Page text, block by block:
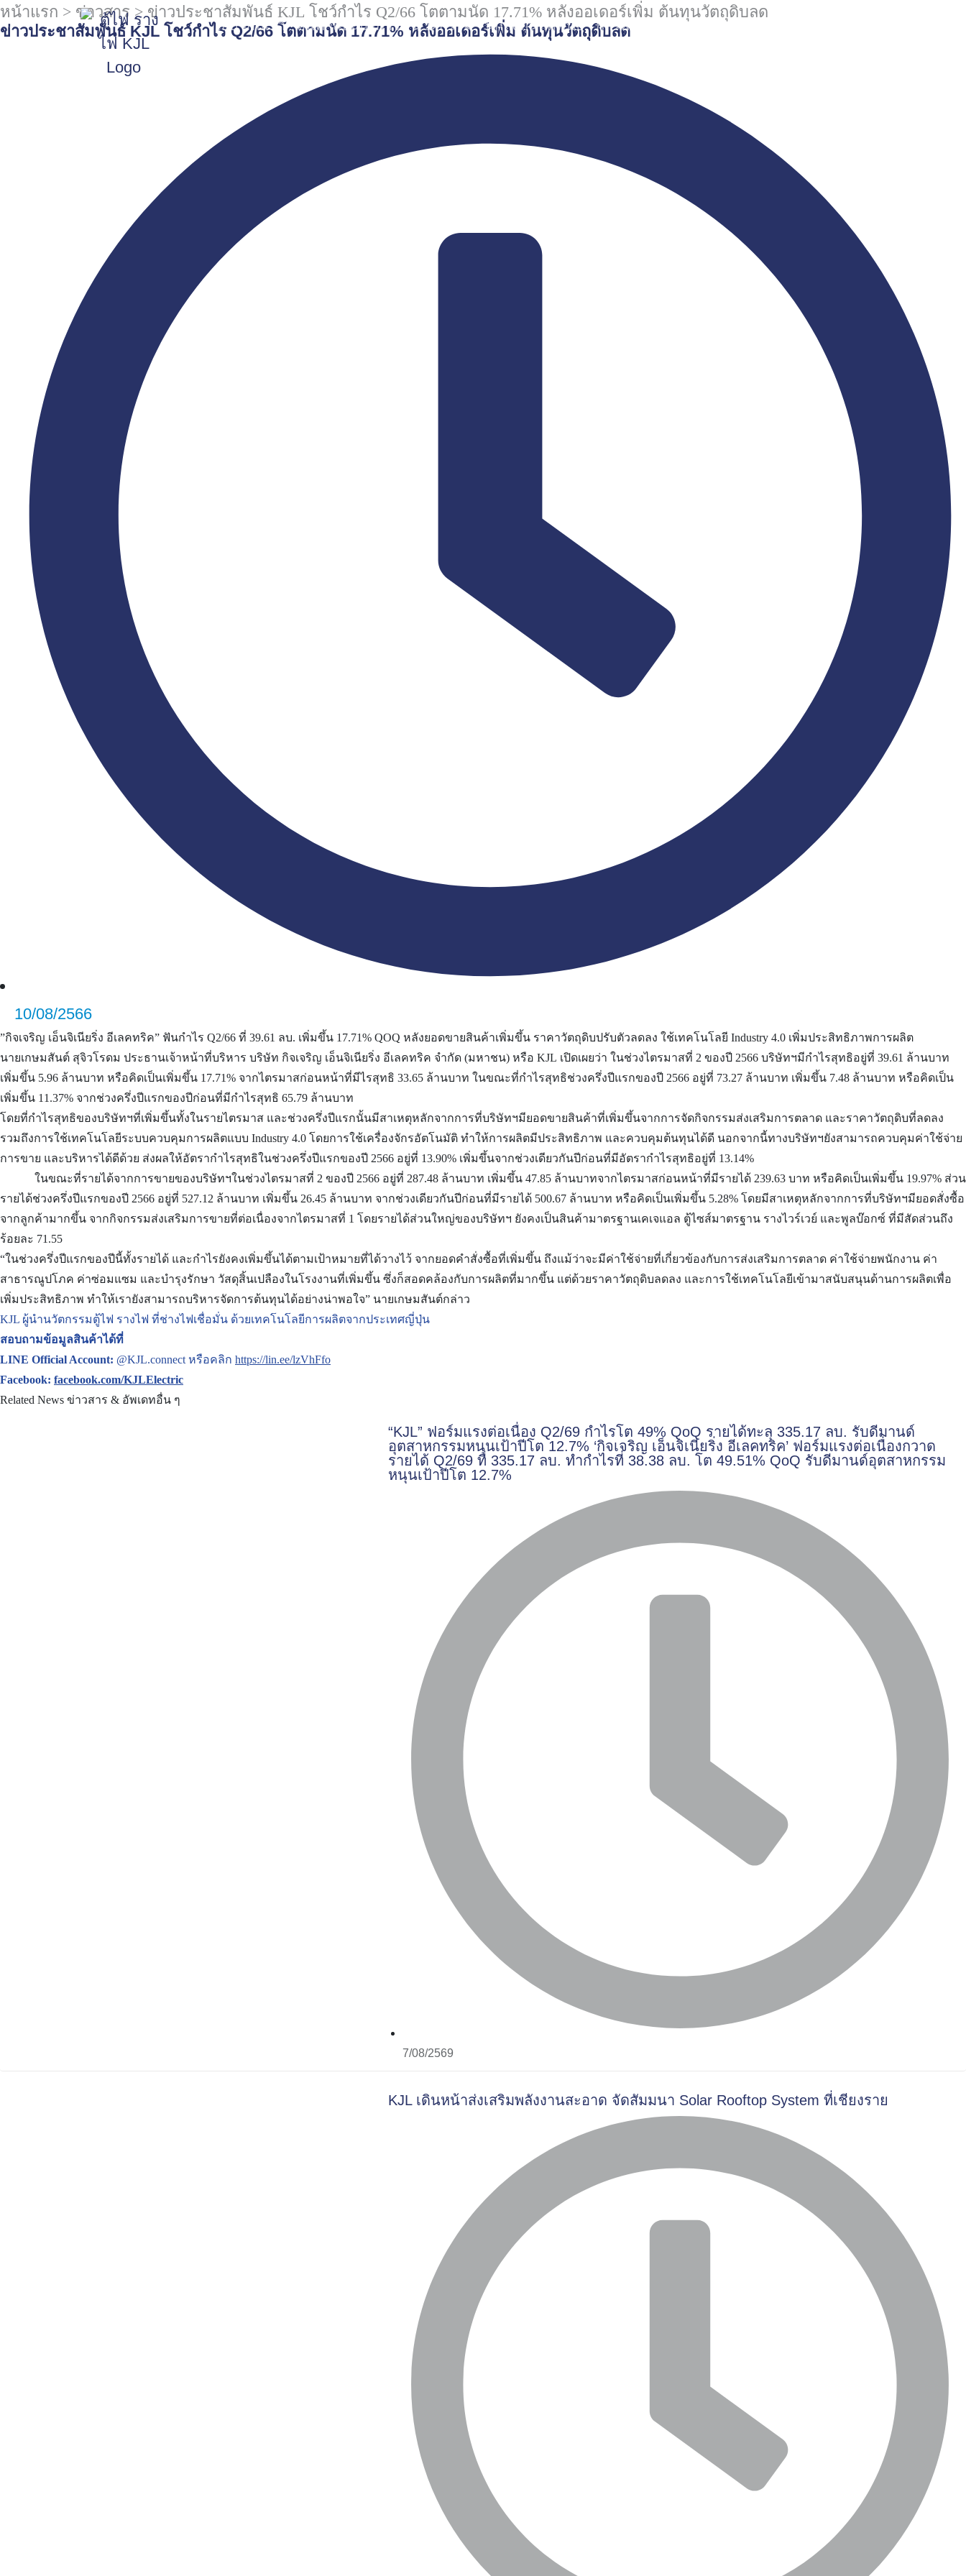
เกี่ยวกับเรา สินค้าและบริการ นวัตกรรม นักลงทุนสัมพันธ์ การพัฒนาความยั่งยืน
หน้าแรก > ข่าวสาร >ข่าวประชาสัมพันธ์ KJL โชว์กำไร Q2/66 โตตามนัด 17.71% หลังออเดอร์เพิ่ม ต้นทุนวัตถุดิบลด
ข่าวประชาสัมพันธ์ KJL โชว์กำไร Q2/66 โตตามนัด 17.71% หลังออเดอร์เพิ่ม ต้นทุนวัตถุดิบลด
10/08/2566
”กิจเจริญ เอ็นจิเนียริ่ง อีเลคทริค” ฟันกำไร Q2/66 ที่ 39.61 ลบ. เพิ่มขึ้น 17.71% QOQ หลังยอดขายสินค้าเพิ่มขึ้น ราคาวัตถุดิบปรับตัวลดลง ใช้เทคโนโลยี Industry 4.0 เพิ่มประสิทธิภาพการผลิต
นายเกษมสันต์ สุจิวโรดม ประธานเจ้าหน้าที่บริหาร บริษัท กิจเจริญ เอ็นจิเนียริ่ง อีเลคทริค จำกัด (มหาชน) หรือ KJL เปิดเผยว่า ในช่วงไตรมาสที่ 2 ของปี 2566 บริษัทฯมีกำไรสุทธิอยู่ที่ 39.61 ล้านบาท
เพิ่มขึ้น 5.96 ล้านบาท หรือคิดเป็นเพิ่มขึ้น 17.71% จากไตรมาสก่อนหน้าที่มีไรสุทธิ 33.65 ล้านบาท ในขณะที่กำไรสุทธิช่วงครึ่งปีแรกของปี 2566 อยู่ที่ 73.27 ล้านบาท เพิ่มขึ้น 7.48 ล้านบาท หรือคิดเป็น
เพิ่มขึ้น 11.37% จากช่วงครึ่งปีแรกของปีก่อนที่มีกำไรสุทธิ 65.79 ล้านบาท
โดยที่กำไรสุทธิของบริษัทฯที่เพิ่มขึ้นทั้งในรายไตรมาส และช่วงครึ่งปีแรกนั้นมีสาเหตุหลักจากการที่บริษัทฯมียอดขายสินค้าที่เพิ่มขึ้นจากการจัดกิจกรรมส่งเสริมการตลาด และราคาวัตถุดิบที่ลดลง
รวมถึงการใช้เทคโนโลยีระบบควบคุมการผลิตแบบ Industry 4.0 โดยการใช้เครื่องจักรอัตโนมัติ ทำให้การผลิตมีประสิทธิภาพ และควบคุมต้นทุนได้ดี นอกจากนี้ทางบริษัทฯยังสามารถควบคุมค่าใช้จ่าย
การขาย และบริหารได้ดีด้วย ส่งผลให้อัตรากำไรสุทธิในช่วงครึ่งปีแรกของปี 2566 อยู่ที่ 13.90% เพิ่มขึ้นจากช่วงเดียวกันปีก่อนที่มีอัตรากำไรสุทธิอยู่ที่ 13.14%
ในขณะที่รายได้จากการขายของบริษัทฯในช่วงไตรมาสที่ 2 ของปี 2566 อยู่ที่ 287.48 ล้านบาท เพิ่มขึ้น 47.85 ล้านบาทจากไตรมาสก่อนหน้าที่มีรายได้ 239.63 บาท หรือคิดเป็นเพิ่มขึ้น 19.97% ส่วน
รายได้ช่วงครึ่งปีแรกของปี 2566 อยู่ที่ 527.12 ล้านบาท เพิ่มขึ้น 26.45 ล้านบาท จากช่วงเดียวกันปีก่อนที่มีรายได้ 500.67 ล้านบาท หรือคิดเป็นเพิ่มขึ้น 5.28% โดยมีสาเหตุหลักจากการที่บริษัทฯมียอดสั่งซื้อ
จากลูกค้ามากขึ้น จากกิจกรรมส่งเสริมการขายที่ต่อเนื่องจากไตรมาสที่ 1 โดยรายได้ส่วนใหญ่ของบริษัทฯ ยังคงเป็นสินค้ามาตรฐานเคเจแอล ตู้ไซส์มาตรฐาน รางไวร์เวย์ และพูลบ๊อกซ์ ที่มีสัดส่วนถึง
ร้อยละ 71.55
“ในช่วงครึ่งปีแรกของปีนี้ทั้งรายได้ และกำไรยังคงเพิ่มขึ้นได้ตามเป้าหมายที่ได้วางไว้ จากยอดคำสั่งซื้อที่เพิ่มขึ้น ถึงแม้ว่าจะมีค่าใช้จ่ายที่เกี่ยวข้องกับการส่งเสริมการตลาด ค่าใช้จ่ายพนักงาน ค่า
สาธารณูปโภค ค่าซ่อมแซม และบำรุงรักษา วัสดุสิ้นเปลืองในโรงงานที่เพิ่มขึ้น ซึ่งก็สอดคล้องกับการผลิตที่มากขึ้น แต่ด้วยราคาวัตถุดิบลดลง และการใช้เทคโนโลยีเข้ามาสนับสนุนด้านการผลิตเพื่อ
เพิ่มประสิทธิภาพ ทำให้เรายังสามารถบริหารจัดการต้นทุนได้อย่างน่าพอใจ” นายเกษมสันต์กล่าว
KJL ผู้นำนวัตกรรมตู้ไฟ รางไฟ ที่ช่างไฟเชื่อมั่น ด้วยเทคโนโลยีการผลิตจากประเทศญี่ปุ่น
สอบถามข้อมูลสินค้าได้ที่
LINE Official Account: @KJL.connect หรือคลิก https://lin.ee/lzVhFfo
Facebook: facebook.com/KJLElectric
Related News ข่าวสาร & อัพเดทอื่น ๆ
“KJL” ฟอร์มแรงต่อเนื่อง Q2/69 กำไรโต 49% QoQ รายได้ทะลุ 335.17 ลบ. รับดีมานด์
อุตสาหกรรมหนุนเป้าปีโต 12.7% ‘กิจเจริญ เอ็นจิเนียริ่ง อีเลคทริค’ ฟอร์มแรงต่อเนื่องกวาด
รายได้ Q2/69 ที่ 335.17 ลบ. ทำกำไรที่ 38.38 ลบ. โต 49.51% QoQ รับดีมานด์อุตสาหกรรม
หนุนเป้าปีโต 12.7%
7/08/2569
KJL เดินหน้าส่งเสริมพลังงานสะอาด จัดสัมมนา Solar Rooftop System ที่เชียงราย